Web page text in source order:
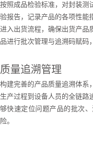
按照成品检验标准，对封装测
验报告，记录产品的各项性能
进入出货流程，确保出货产品
品进行批次管理与追溯码赋码
质量追溯管理
构建完善的产品质量追溯体系
生产过程到设备人员的全链路
够快速定位问题产品的批次
险。